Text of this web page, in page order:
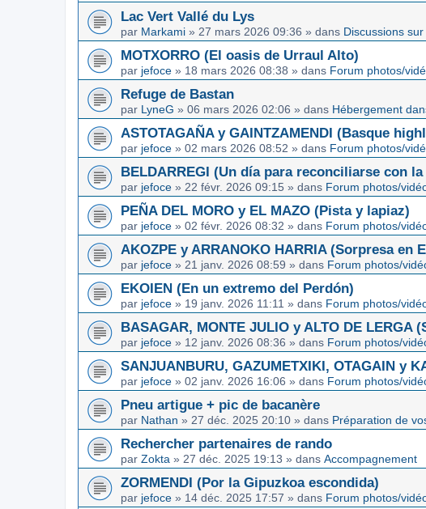
Lac Vert Vallé du Lys
par Markami » 27 mars 2026 09:36 » dans Discussions
MOTXORRO (El oasis de Urraul Alto)
par jefoce » 18 mars 2026 08:38 » dans Forum photos/
Refuge de Bastan
par LyneG » 06 mars 2026 02:06 » dans Hébergement
ASTOTAGAÑA y GAINTZAMENDI (Basque
par jefoce » 02 mars 2026 08:52 » dans Forum photos/
BELDARREGI (Un día para reconciliarse con
par jefoce » 22 févr. 2026 09:15 » dans Forum photos/
PEÑA DEL MORO y EL MAZO (Pista y lapiaz)
par jefoce » 02 févr. 2026 08:32 » dans Forum photos/
AKOZPE y ARRANOKO HARRIA (Sorpresa en
par jefoce » 21 janv. 2026 08:59 » dans Forum photos/
EKOIEN (En un extremo del Perdón)
par jefoce » 19 janv. 2026 11:11 » dans Forum photos/
BASAGAR, MONTE JULIO y ALTO DE LERGA
par jefoce » 12 janv. 2026 08:36 » dans Forum photos/
SANJUANBURU, GAZUMETXIKI, OTAGAIN y
par jefoce » 02 janv. 2026 16:06 » dans Forum photos/
Pneu artigue + pic de bacanère
par Nathan » 27 déc. 2025 20:10 » dans Préparation de
Rechercher partenaires de rando
par Zokta » 27 déc. 2025 19:13 » dans Accompagnement
ZORMENDI (Por la Gipuzkoa escondida)
par jefoce » 14 déc. 2025 17:57 » dans Forum photos/